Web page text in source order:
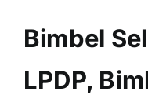
Bimbel
LPDP,